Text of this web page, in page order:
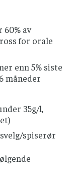
av
for orale
enn 5% siste
måneder
35g/l,
spiserør